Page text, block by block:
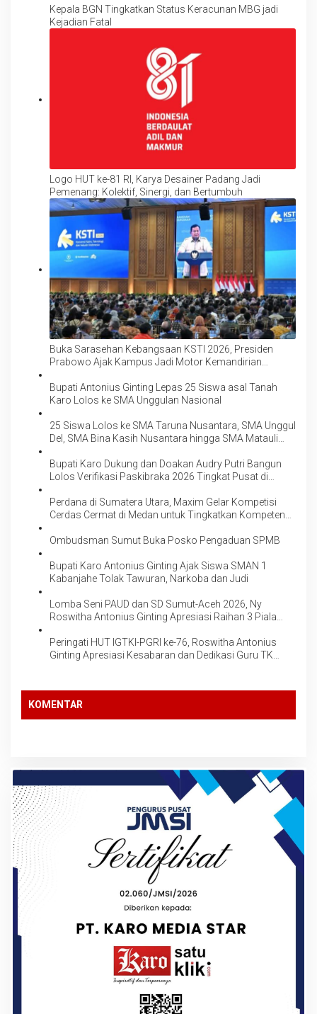
Kepala BGN Tingkatkan Status Keracunan MBG jadi
Kejadian Fatal
Logo HUT ke-81 RI, Karya Desainer Padang Jadi
Pemenang: Kolektif, Sinergi, dan Bertumbuh
Buka Sarasehan Kebangsaan KSTI 2026, Presiden
Prabowo Ajak Kampus Jadi Motor Kemandirian
Bupati Antonius Ginting Lepas 25 Siswa asal Tanah
Karo Lolos ke SMA Unggulan Nasional
25 Siswa Lolos ke SMA Taruna Nusantara, SMA Unggul
Del, SMA Bina Kasih Nusantara hingga SMA Matauli
Bupati Karo Dukung dan Doakan Audry Putri Bangun
Lolos Verifikasi Paskibraka 2026 Tingkat Pusat di
Perdana di Sumatera Utara, Maxim Gelar Kompetisi
Cerdas Cermat di Medan untuk Tingkatkan Kompetensi
Ombudsman Sumut Buka Posko Pengaduan SPMB
Bupati Karo Antonius Ginting Ajak Siswa SMAN 1
Kabanjahe Tolak Tawuran, Narkoba dan Judi
Lomba Seni PAUD dan SD Sumut-Aceh 2026, Ny
Roswitha Antonius Ginting Apresiasi Raihan 3 Piala
Peringati HUT IGTKI-PGRI ke-76, Roswitha Antonius
Ginting Apresiasi Kesabaran dan Dedikasi Guru TK
KOMENTAR